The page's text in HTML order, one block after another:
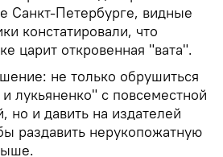
Санкт-Петербурге, видные
констатировали, что
царит откровенная "вата".
не только обрушиться
лукьяненко" с повсеместной
но и давить на издателей
раздавить нерукопожатную